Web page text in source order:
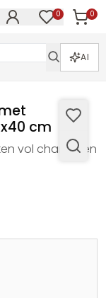
0 0
AI
cm
vol charme en